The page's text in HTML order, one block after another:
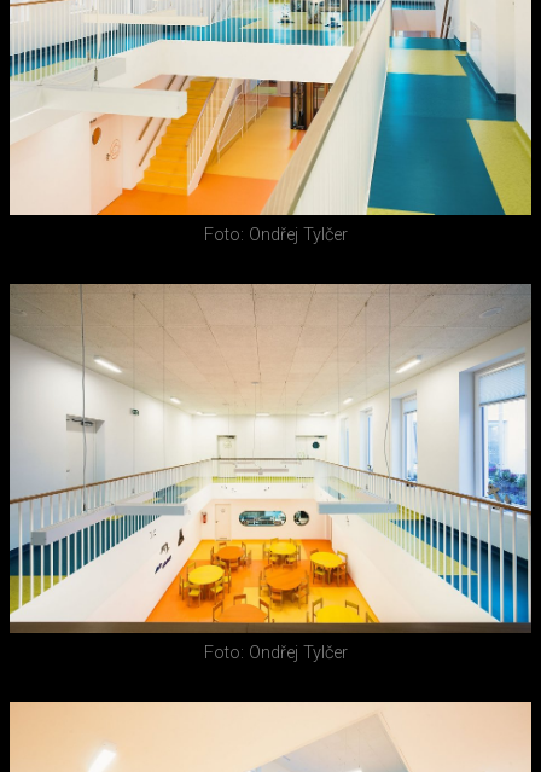
Foto: Ondřej Tylčer
Foto: Ondřej Tylčer